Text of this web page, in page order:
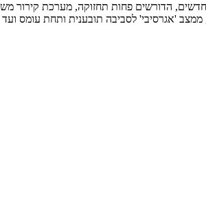
הדורשים פחות תחזוקה, מערכת קירור